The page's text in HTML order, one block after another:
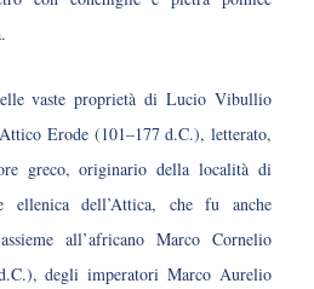
vaste proprietà di Lucio Vibullio
Erode (101–177 d.C.), letterato,
greco, originario della località di
ellenica dell’Attica, che fu anche
all’africano Marco Cornelio
degli imperatori Marco Aurelio